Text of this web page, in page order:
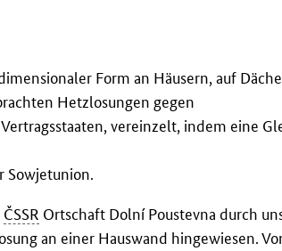
Form an Häusern, auf
Hetzlosungen gegen
vereinzelt, indem eine
Sowjetunion.
ČSSR Ortschaft Dolní Poustevna durch
an einer Hauswand hingewiesen.